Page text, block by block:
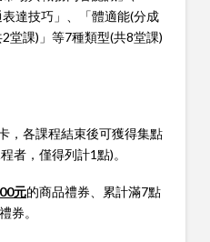
表達技巧」、「體適能(分成
堂課)」等7種類型(共8堂課)
，各課程結束後可獲得集點
者，僅得列計1點)。
元的商品禮券、累計滿7點
券。